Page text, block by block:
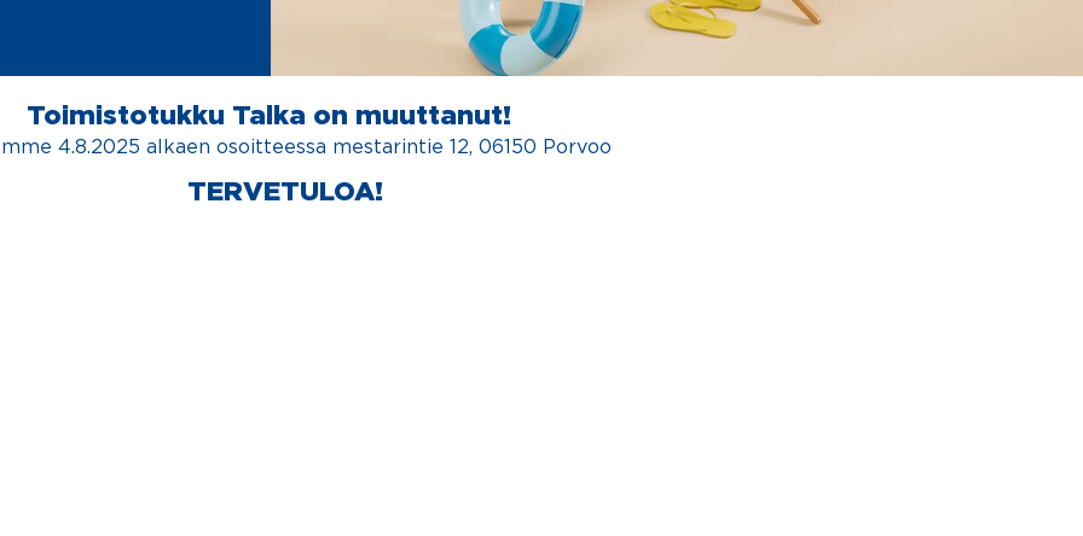
Toimistotukku Talka on muuttanut!
4.8.2025 alkaen osoitteessa mestarintie 12, 06150 Porvoo
TERVETULOA!